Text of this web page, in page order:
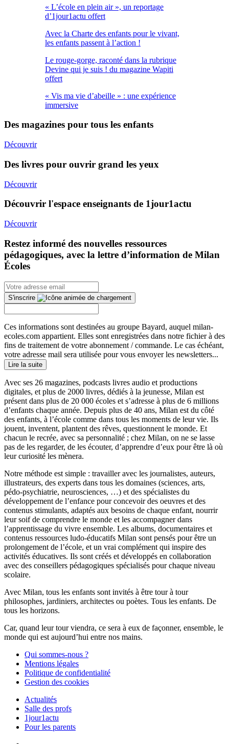
« L’école en plein air », un reportage
d’1jour1actu offert
Avec la Charte des enfants pour le vivant,
les enfants passent à l’action !
Le rouge-gorge, raconté dans la rubrique
Devine qui je suis ! du magazine Wapiti
offert
« Vis ma vie d’abeille » : une expérience
immersive
Des magazines pour tous les enfants
Découvrir
Des livres pour ouvrir grand les yeux
Découvrir
Découvrir l'espace enseignants de 1jour1actu
Découvrir
Restez informé des nouvelles ressources
pédagogiques, avec la lettre d’information de Milan
Écoles
S'inscrire
Ces informations sont destinées au groupe Bayard, auquel milan-
ecoles.com appartient. Elles sont enregistrées dans notre fichier à des
fins de traitement de votre abonnement / commande. Le cas échéant,
votre adresse mail sera utilisée pour vous envoyer les newsletters...
Lire la suite
Avec ses 26 magazines, podcasts livres audio et productions
digitales, et plus de 2000 livres, dédiés à la jeunesse, Milan est
présent dans plus de 20 000 écoles et s’adresse à plus de 6 millions
d’enfants chaque année. Depuis plus de 40 ans, Milan est du côté
des enfants, à l’école comme dans tous les moments de leur vie. Ils
jouent, inventent, plantent des rêves, questionnent le monde. Et
chacun le recrée, avec sa personnalité ; chez Milan, on ne se lasse
pas de les regarder, de les écouter, d’apprendre d’eux pour être là où
leur curiosité les mènera.
Notre méthode est simple : travailler avec les journalistes, auteurs,
illustrateurs, des experts dans tous les domaines (sciences, arts,
pédo-psychiatrie, neurosciences, …) et des spécialistes du
développement de l’enfance pour concevoir des oeuvres et des
contenus stimulants, adaptés aux besoins de chaque enfant, nourrir
leur soif de comprendre le monde et les accompagner dans
l’apprentissage du vivre ensemble. Les albums, documentaires et
contenus ressources ludo-éducatifs Milan sont pensés pour être un
prolongement de l’école, et un vrai complément qui inspire des
activités éducatives. Ils sont créés et développés en collaboration
avec des conseillers pédagogiques spécialisés pour chaque niveau
scolaire.
Avec Milan, tous les enfants sont invités à être tour à tour
philosophes, jardiniers, architectes ou poètes. Tous les enfants. De
tous les horizons.
Car, quand leur tour viendra, ce sera à eux de façonner, ensemble, le
monde qui est aujourd’hui entre nos mains.
Qui sommes-nous ?
Mentions légales
Politique de confidentialité
Gestion des cookies
Actualités
Salle des profs
1jour1actu
Pour les parents